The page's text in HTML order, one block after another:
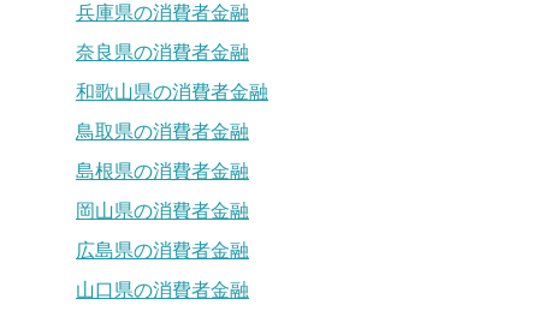
兵庫県の消費者金融
奈良県の消費者金融
和歌山県の消費者金融
鳥取県の消費者金融
島根県の消費者金融
岡山県の消費者金融
広島県の消費者金融
山口県の消費者金融